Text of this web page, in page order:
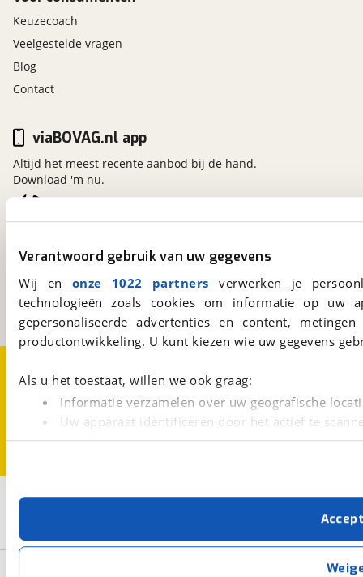
Verantwoord gebruik van uw gegevens
Wij en onze 1022 partners verwerken je
technologieën zoals cookies om informatie op
gepersonaliseerde advertenties en content,
productontwikkeling. U kunt kiezen wie uw gegevens
Als u het toestaat, willen we ook graag:
Informatie verzamelen over uw geografische
Uw apparaat identificeren door het actief te
Lees meer over hoe uw persoonlijke gegevens worden
Met cookies en vergelijkbare technieken zorgen we
cookies zorgen ervoor dat de website goed werkt.
verbeteren. We tonen je graag relevante advertenties
buiten onze website volgt – uiteraard op
3 Opslaan
Keuzecoach
Veelgestelde vragen
Blog
Contact
Kosterijland15
3981 AJ
Bunnik
Een initiatief van
BOVAG
viaBOVAG.nl app
Altijd het meest recente aanbod bij de hand.
Download 'm nu.
CookievoorkeurenVacatures